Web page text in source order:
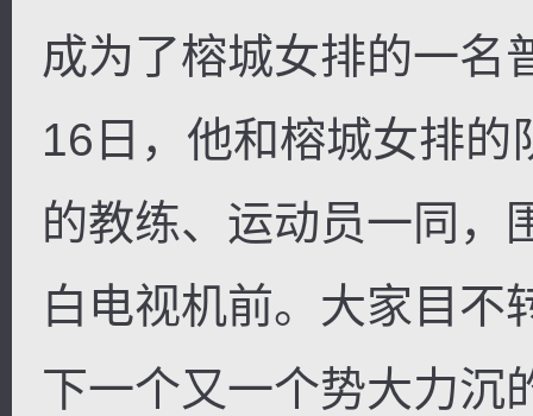
成为了榕城女排的一名
16日，他和榕城女排
的教练、运动员一同，
白电视机前。大家目不
下一个又一个势大力沉